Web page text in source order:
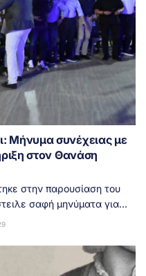
Μήνυμα συνέχειας με
στον Θανάση
στην παρουσίαση του
σαφή μηνύματα για...